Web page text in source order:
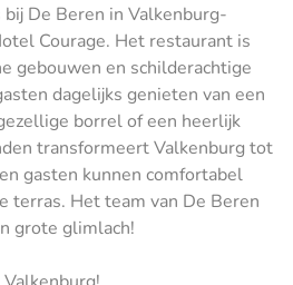
De Beren in Valkenburg-
Courage. Het restaurant is
gebouwen en schilderachtige
dagelijks genieten van een
borrel of een heerlijk
transformeert Valkenburg tot
gasten kunnen comfortabel
terras. Het team van De Beren
grote glimlach!